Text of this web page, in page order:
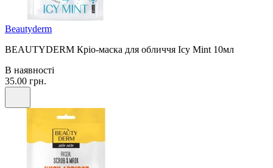
Beautyderm
BEAUTYDERM Кріо-маска для обличчя Icy Mint 10мл
В наявності
35.00 грн.